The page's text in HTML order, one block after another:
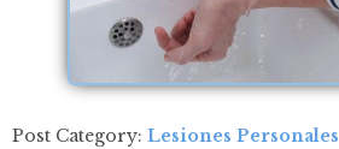
Post Category: Lesiones Personales